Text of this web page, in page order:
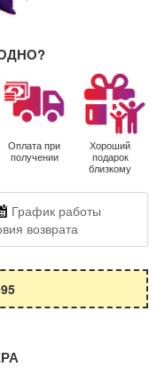
Оплата при
получении
Хороший
подарок
близкому
График работы
возврата